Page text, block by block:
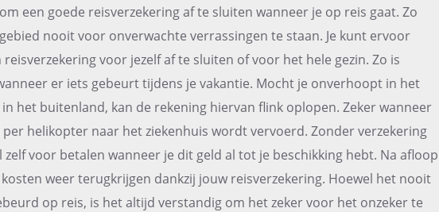
een goede reisverzekering af te sluiten wanneer je op reis gaat. Zo
nooit voor onverwachte verrassingen te staan. Je kunt ervoor
reisverzekering voor jezelf af te sluiten of voor het hele gezin. Zo is
er iets gebeurt tijdens je vakantie. Mocht je onverhoopt in het
het buitenland, kan de rekening hiervan flink oplopen. Zeker wanneer
per helikopter naar het ziekenhuis wordt vervoerd. Zonder verzekering
voor betalen wanneer je dit geld al tot je beschikking hebt. Na afloop
weer terugkrijgen dankzij jouw reisverzekering. Hoewel het nooit
op reis, is het altijd verstandig om het zeker voor het onzeker te